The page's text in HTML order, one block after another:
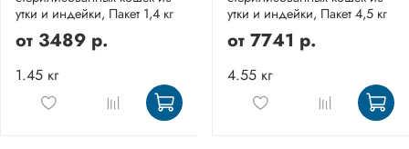
утки и индейки, Пакет 1,4 кг
от 3489 р.
1.45 кг
утки и индейки, Пакет 4,5 кг
от 7741 р.
4.55 кг